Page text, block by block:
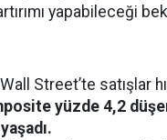
yapabileceği
Street’te satışlar
yüzde 4,2